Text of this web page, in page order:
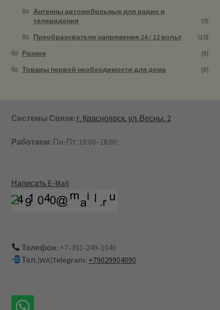
Антенны автомобильные для радио и
телевидения
(9)
Преобразователи напряжения 24 / 12 вольт
(10)
Разное
(8)
Товары первой необходимости для дома
(8)
Системы Связи: г. Красноярск, ул. Весны, 2
Работаем: Пн-Пт: 10:00–18:00
Написать E-Mail
Телефон: +7-391-249-1040
Тел.|WA|Telegram: +79029904090